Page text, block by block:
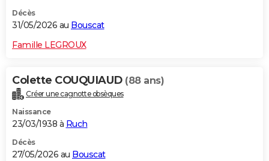
Décès
31/05/2026 au Bouscat
Famille LEGROUX
Colette COUQUIAUD (88 ans)
Créer une cagnotte obsèques
Naissance
23/03/1938 à Ruch
Décès
27/05/2026 au Bouscat